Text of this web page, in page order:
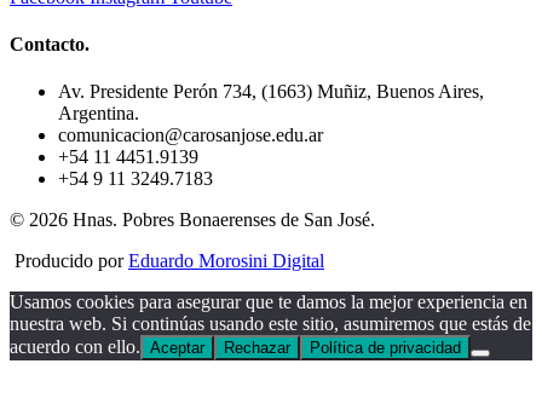
Contacto.
Av. Presidente Perón 734, (1663) Muñiz, Buenos Aires,
Argentina.
comunicacion@carosanjose.edu.ar
+54 11 4451.9139
+54 9 11 3249.7183
© 2026 Hnas. Pobres Bonaerenses de San José.
Producido porEduardo Morosini Digital
Usamos cookies para asegurar que te damos la mejor experiencia en
nuestra web. Si continúas usando este sitio, asumiremos que estás de
acuerdo con ello. Aceptar Rechazar Política de privacidad